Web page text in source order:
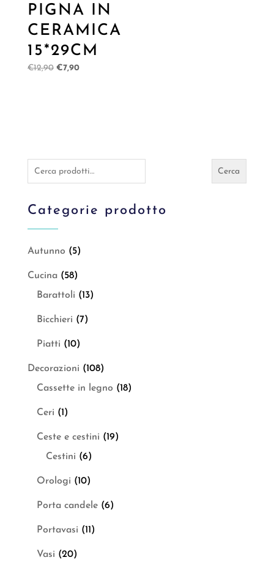
PIGNA IN
CERAMICA
15*29CM
€12,90 Il
€7,90Il
Cerca: Cerca
Categorie prodotto
Autunno (5)
Cucina (58)
Barattoli (13)
Bicchieri (7)
Piatti (10)
Decorazioni (108)
Cassette in legno (18)
Ceri (1)
Ceste e cestini (19)
Cestini (6)
Orologi (10)
Porta candele (6)
Portavasi (11)
Vasi (20)